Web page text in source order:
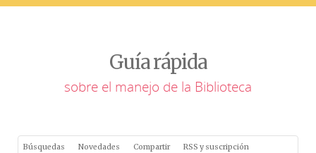
Guía rápida
sobre el manejo de la Biblioteca
Búsquedas Novedades Compartir RSS y suscripción